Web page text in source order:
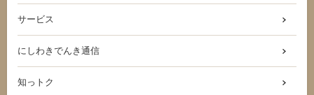
サービス
にしわきでんき通信
知っトク